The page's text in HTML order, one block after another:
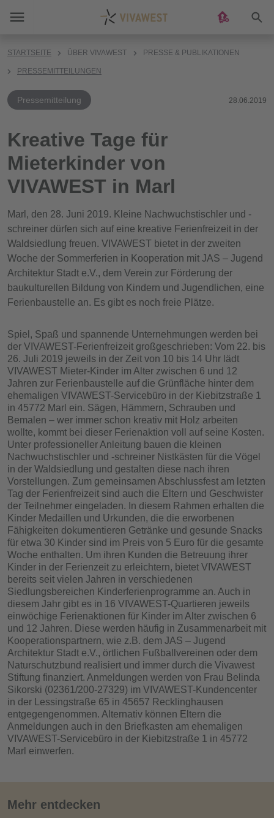
STARTSEITE ÜBER VIVAWEST PRESSE & PUBLIKATIONEN
PRESSEMITTEILUNGEN
Pressemitteilung 28.06.2019
Kreative Tage für
Mieterkinder von
VIVAWEST in Marl
Marl, den 28. Juni 2019. Kleine Nachwuchstischler und -
schreiner dürfen sich auf eine kreative Ferienfreizeit in der
Waldsiedlung freuen. VIVAWEST bietet in der zweiten
Woche der Sommerferien in Kooperation mit JAS – Jugend
Architektur Stadt e.V., dem Verein zur Förderung der
baukulturellen Bildung von Kindern und Jugendlichen, eine
Ferienbaustelle an. Es gibt es noch freie Plätze.
Spiel, Spaß und spannende Unternehmungen werden bei
der VIVAWEST-Ferienfreizeit großgeschrieben: Vom 22. bis
26. Juli 2019 jeweils in der Zeit von 10 bis 14 Uhr lädt
VIVAWEST Mieter-Kinder im Alter zwischen 6 und 12
Jahren zur Ferienbaustelle auf die Grünfläche hinter dem
ehemaligen VIVAWEST-Servicebüro in der Kiebitzstraße 1
in 45772 Marl ein. Sägen, Hämmern, Schrauben und
Bemalen – wer immer schon kreativ mit Holz arbeiten
wollte, kommt bei dieser Ferienaktion voll auf seine Kosten.
Unter professioneller Anleitung bauen die kleinen
Nachwuchstischler und -schreiner Nistkästen für die Vögel
in der Waldsiedlung und gestalten diese nach ihren
Vorstellungen. Zum gemeinsamen Abschlussfest am letzten
Tag der Ferienfreizeit sind auch die Eltern und Geschwister
der Teilnehmer eingeladen. In diesem Rahmen erhalten die
Kinder Medaillen und Urkunden, die die erworbenen
Fähigkeiten dokumentieren Getränke und gesunde Snacks
für etwa 30 Kinder sind im Preis von 5 Euro für die gesamte
Woche enthalten. Um ihren Kunden die Betreuung ihrer
Kinder in der Ferienzeit zu erleichtern, bietet VIVAWEST
bereits seit vielen Jahren in verschiedenen
Siedlungsbereichen Kinderferienprogramme an. Auch in
diesem Jahr gibt es in 16 VIVAWEST-Quartieren jeweils
einwöchige Ferienaktionen für Kinder im Alter zwischen 6
und 12 Jahren. Diese werden häufig in Zusammenarbeit mit
Kooperationspartnern, wie z.B. dem JAS – Jugend
Architektur Stadt e.V., örtlichen Fußballvereinen oder dem
Naturschutzbund realisiert und immer durch die Vivawest
Stiftung finanziert. Anmeldungen werden von Frau Belinda
Sikorski (02361/200-27329) im VIVAWEST-Kundencenter
in der Lessingstraße 65 in 45657 Recklinghausen
entgegengenommen. Alternativ können Eltern die
Anmeldungen auch in den Briefkasten am ehemaligen
VIVAWEST-Servicebüro in der Kiebitzstraße 1 in 45772
Marl einwerfen.
Mehr entdecken